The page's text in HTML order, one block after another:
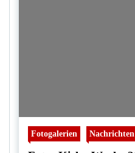
Fotogalerien Nachrichten